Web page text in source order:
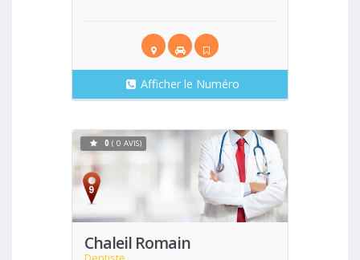
Afficher le Numéro
Chaleil Romain
Voir
0 ( 0 AVIS)